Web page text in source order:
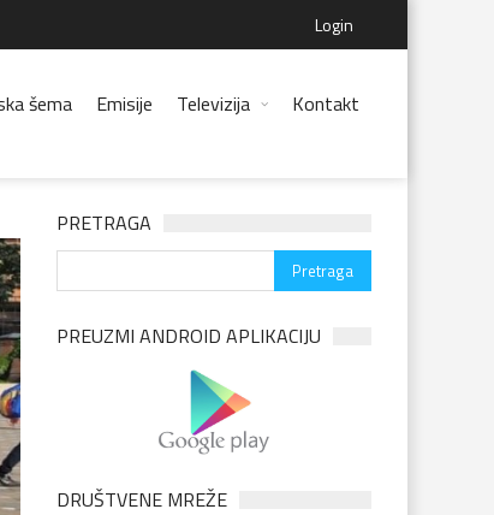
Login
šema Emisije Televizija Kontakt
PRETRAGA
PREUZMI ANDROID APLIKACIJU
DRUŠTVENE MREŽE